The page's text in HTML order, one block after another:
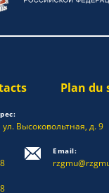
Plan du
ул. Высоковольтная, д. 9
Email: